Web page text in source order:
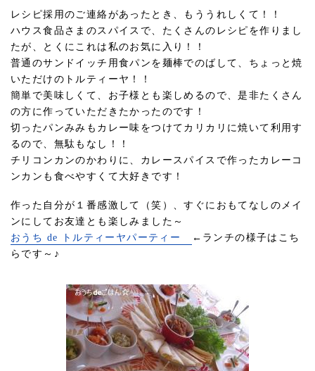
レシピ採用のご連絡があったとき、もううれしくて！！
ハウス食品さまのスパイスで、たくさんのレシピを作りまし
たが、とくにこれは私のお気に入り！！
普通のサンドイッチ用食パンを麺棒でのばして、ちょっと焼
いただけのトルティーヤ！！
簡単で美味しくて、お子様とも楽しめるので、是非たくさん
の方に作っていただきたかったのです！
切ったパンみみもカレー味をつけてカリカリに焼いて利用す
るので、無駄もなし！！
チリコンカンのかわりに、カレースパイスで作ったカレーコ
ンカンも食べやすくて大好きです！
作った自分が１番感激して（笑）、すぐにおもてなしのメイ
ンにしてお友達とも楽しみました～
おうち de トルティーヤパーティー
←ランチの様子はこち
らです～♪